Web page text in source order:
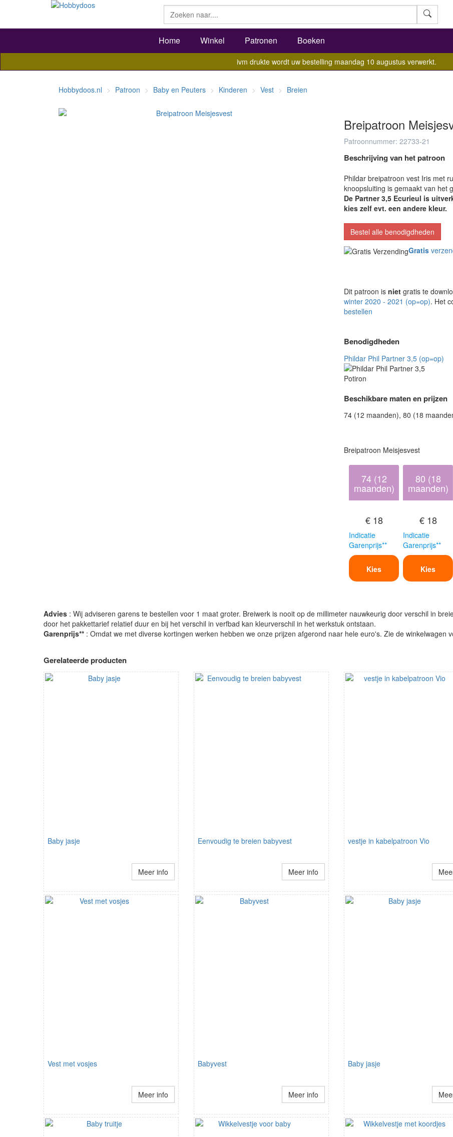
Home Winkel Patronen Boeken
ivm drukte wordt uw bestelling maandag 10 augustus verwerkt.
Hobbydoos.nl Patroon Baby en Peuters Kinderen Vest Breien
Breipatroon
Patroonnummer: 22733-21
Beschrijving van het patroon
Phildar breipatroon vest Iris met
knoopsluiting is gemaakt van het
De Partner 3,5 Ecurieul is
kies zelf evt. een andere kleur.
Bestel alle benodigdheden
Gratis
Dit patroon is niet gratis te
winter 2020 - 2021 (op=op). Het
bestellen
Benodigdheden
Phildar Phil Partner 3,5 (op=op)
Beschikbare maten en prijzen
74 (12 maanden), 80 (18
Breipatroon Meisjesvest
74 (12
maanden)
€ 18
Indicatie
Garenprijs**
Kies
80 (18
maanden)
€ 18
Indicatie
Garenprijs**
Kies
Advies : Wij adviseren garens te bestellen voor 1 maat groter. Breiwerk is nooit op de millimeter nauwkeurig door verschil in
door het pakkettarief relatief duur en bij het verschil in verfbad kan kleurverschil in het werkstuk ontstaan.
Garenprijs** : Omdat we met diverse kortingen werken hebben we onze prijzen afgerond naar hele euro's. Zie de winkelwagen
Gerelateerde producten
Baby jasje
Meer info
Eenvoudig te breien babyvest
Meer info
vestje in kabelpatroon Vio
Vest met vosjes
Meer info
Babyvest
Meer info
Baby jasje